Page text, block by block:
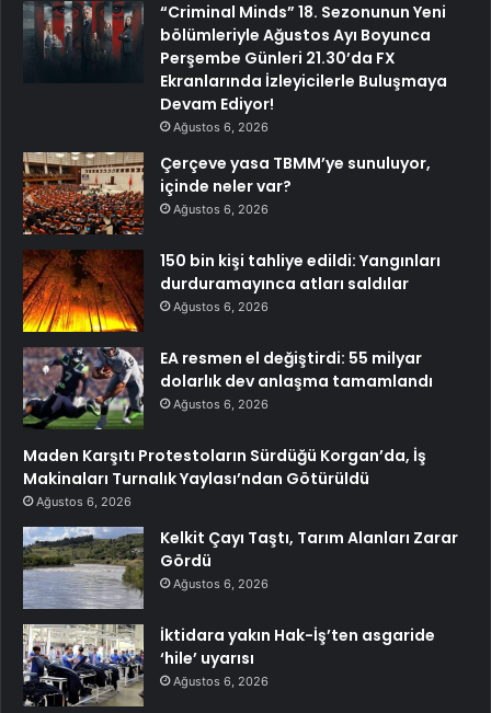
“Criminal Minds” 18. Sezonunun Yeni
bölümleriyle Ağustos Ayı Boyunca
Perşembe Günleri 21.30’da FX
Ekranlarında İzleyicilerle Buluşmaya
Devam Ediyor!
Ağustos 6, 2026
Çerçeve yasa TBMM’ye sunuluyor,
içinde neler var?
Ağustos 6, 2026
150 bin kişi tahliye edildi: Yangınları
durduramayınca atları saldılar
Ağustos 6, 2026
EA resmen el değiştirdi: 55 milyar
dolarlık dev anlaşma tamamlandı
Ağustos 6, 2026
Maden Karşıtı Protestoların Sürdüğü Korgan’da, İş
Makinaları Turnalık Yaylası’ndan Götürüldü
Ağustos 6, 2026
Kelkit Çayı Taştı, Tarım Alanları Zarar
Gördü
Ağustos 6, 2026
İktidara yakın Hak-İş’ten asgaride
‘hile’ uyarısı
Ağustos 6, 2026